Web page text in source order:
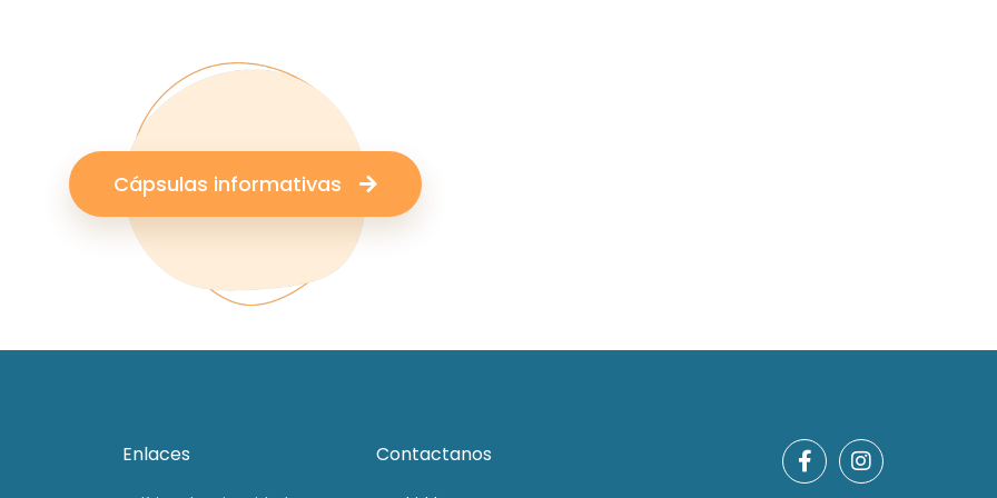
Cápsulas informativas
Enlaces Contactanos